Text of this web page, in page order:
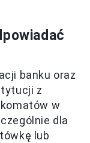
banku oraz
z
w
dla
lub